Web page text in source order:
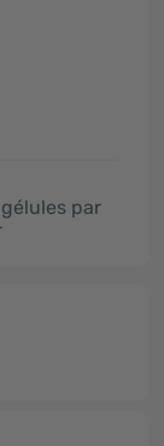
gélules par